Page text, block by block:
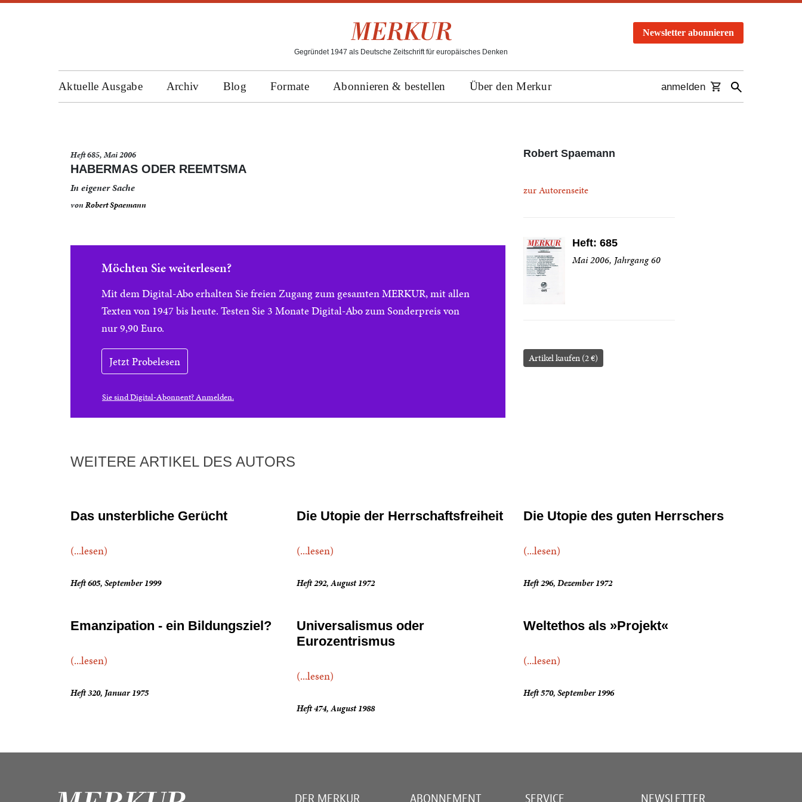
Gegründet 1947 als Deutsche Zeitschrift für europäisches Denken
Newsletter abonnieren
Aktuelle Ausgabe Archiv Blog Formate Abonnieren & bestellen Über den Merkur anmelden
Heft 685, Mai 2006
HABERMAS ODER REEMTSMA
In eigener Sache
vonRobert Spaemann
Möchten Sie weiterlesen?
Mit dem Digital-Abo erhalten Sie freien Zugang zum gesamten MERKUR, mit allen
Texten von 1947 bis heute. Testen Sie 3 Monate Digital-Abo zum Sonderpreis von
nur 9,90 Euro.
Jetzt Probelesen
Sie sind Digital-Abonnent? Anmelden.
Robert Spaemann
zur Autorenseite
Heft: 685
Mai 2006, Jahrgang 60
Artikel kaufen (2 €)
WEITERE ARTIKEL DES AUTORS
Das unsterbliche Gerücht
(...lesen)
Heft 605, September 1999
Die Utopie der Herrschaftsfreiheit
(...lesen)
Heft 292, August 1972
Die Utopie des guten Herrschers
(...lesen)
Heft 296, Dezember 1972
Emanzipation - ein Bildungsziel?
(...lesen)
Heft 320, Januar 1975
Universalismus oder
Eurozentrismus
(...lesen)
Heft 474, August 1988
Weltethos als »Projekt«
(...lesen)
Heft 570, September 1996
DER MERKUR ABONNEMENT SERVICE NEWSLETTER